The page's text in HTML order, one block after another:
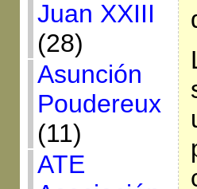
Juan XXIII
(28)
Asunción
Poudereux
(11)
ATE